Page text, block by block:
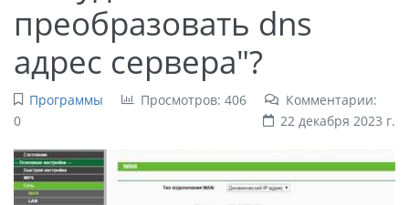
преобразовать dns
адрес сервера"?
Программы Просмотров: 406
Комментарии:
0
22 декабря 2023 г.